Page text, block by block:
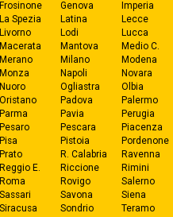
Frosinone
Genova
Imperia
La Spezia
Latina
Lecce
Livorno
Lodi
Lucca
Macerata
Mantova
Medio C.
Merano
Milano
Modena
Monza
Napoli
Novara
Nuoro
Ogliastra
Olbia
Oristano
Padova
Palermo
Parma
Pavia
Perugia
Pesaro
Pescara
Piacenza
Pisa
Pistoia
Pordenone
Prato
R. Calabria
Ravenna
Reggio E.
Riccione
Rimini
Roma
Rovigo
Salerno
Sassari
Savona
Siena
Siracusa
Sondrio
Teramo